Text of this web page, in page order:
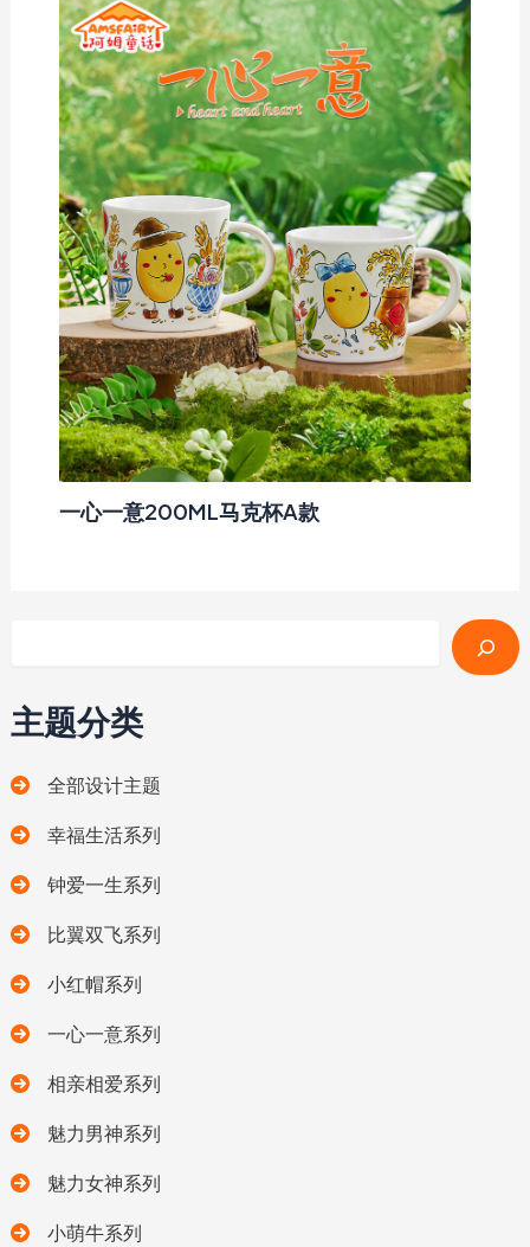
主题分类
全部设计主题
幸福生活系列
钟爱一生系列
比翼双飞系列
小红帽系列
一心一意系列
相亲相爱系列
魅力男神系列
魅力女神系列
小萌牛系列
一心一意200ML马克杯A款